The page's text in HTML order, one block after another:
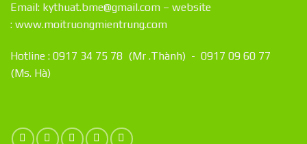
Email: kythuat.bme@gmail.com – website
: www.moitruongmientrung.com
Hotline : 0917 34 75 78 (Mr .Thành) - 0917 09 60 77
(Ms. Hà)